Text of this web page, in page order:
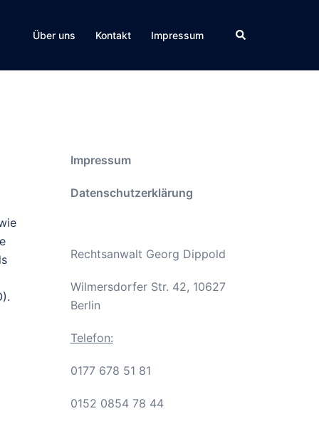
Über uns Kontakt Impressum Suche
Impressum
Datenschutzerklärung
Rechtsanwalt Georg Dippold
Wilmersdorfer Str. 42, 10627
Berlin
Telefon:
0177 678 51 81
0152 0854 78 44